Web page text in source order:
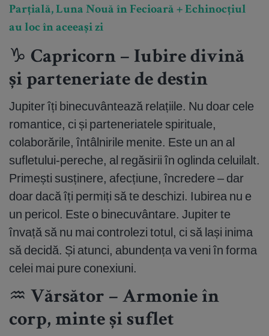
Parțială, Luna Nouă în Fecioară + Echinocțiul
au loc în aceeași zi
♑ Capricorn – Iubire divină
și parteneriate de destin
Jupiter îți binecuvântează relațiile. Nu doar cele
romantice, ci și parteneriatele spirituale,
colaborările, întâlnirile menite. Este un an al
sufletului-pereche, al regăsirii în oglinda celuilalt.
Primești susținere, afecțiune, încredere – dar
doar dacă îți permiți să te deschizi. Iubirea nu e
un pericol. Este o binecuvântare. Jupiter te
învață să nu mai controlezi totul, ci să lași inima
să decidă. Și atunci, abundența va veni în forma
celei mai pure conexiuni.
♒ Vărsător – Armonie în
corp, minte și suflet